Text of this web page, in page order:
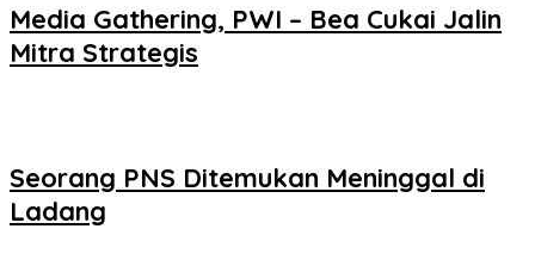
Media Gathering, PWI – Bea Cukai Jalin
Mitra Strategis
Seorang PNS Ditemukan Meninggal di
Ladang